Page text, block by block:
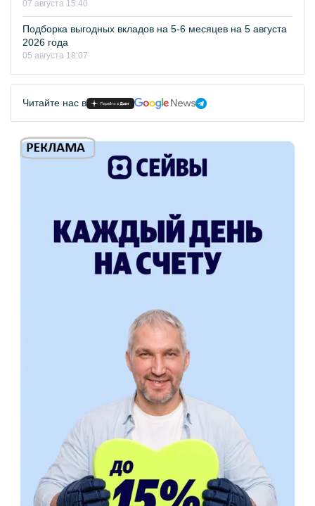
07 августа 15:40
Подборка выгодных вкладов на 5-6 месяцев на 5 августа
2026 года
05 августа 18:07
Читайте нас в